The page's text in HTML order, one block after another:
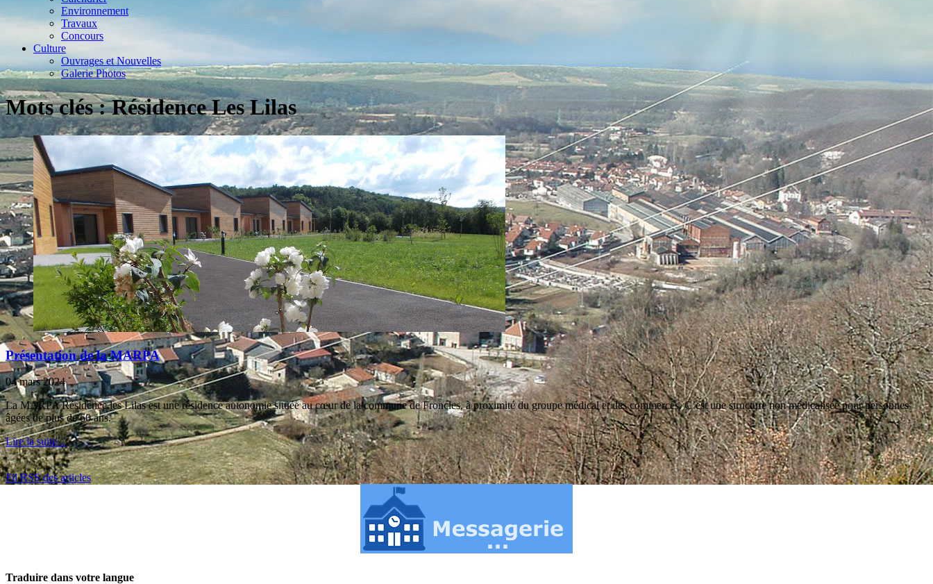
Environnement
Travaux
Concours
Culture
Ouvrages et Nouvelles
Galerie Photos
Mots clés : Résidence Les Lilas
Présentation de la MARPA
04 mars 2024
La MARPA Résidence les Lilas est une résidence autonomie située au cœur de la commune de Froncles, à proximité du groupe médical et des commerces. C’est une structure non médicalisée pour personnes
âgées de plus de 60 ans.
Lire la suite...
Fil RSS des articles
Traduire dans votre langue